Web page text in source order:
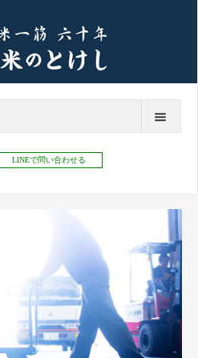
LINEで問い合わせる